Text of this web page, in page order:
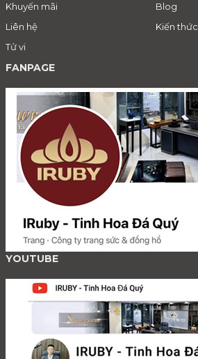
Khuyến mãi
Blog
Liên hệ
Kiến thức
Tử vi
FANPAGE
YOUTUBE